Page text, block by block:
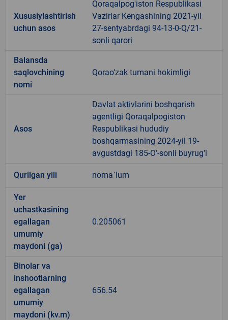
Xususiylashtirish
uchun asos
Qoraqalpog'iston Respublikasi
Vazirlar Kengashining 2021-yil
27-sentyabrdagi 94-13-0-Q/21-
sonli qarori
Balansda
saqlovchining
nomi
Qorao‘zak tumani hokimligi
Asos
Davlat aktivlarini boshqarish
agentligi Qoraqalpogiston
Respublikasi hududiy
boshqarmasining 2024-yil 19-
avgustdagi 185-O’-sonli buyrug'i
Qurilgan yili noma`lum
Yer
uchastkasining
egallagan
umumiy
maydoni (ga)
0.205061
Binolar va
inshootlarning
egallagan
umumiy
maydoni (kv.m)
656.54